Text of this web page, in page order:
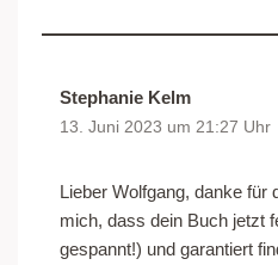
Stephanie Kelm
13. Juni 2023 um 21:27 Uhr
Lieber Wolfgang, danke für
mich, dass dein Buch jetzt
gespannt!) und garantiert